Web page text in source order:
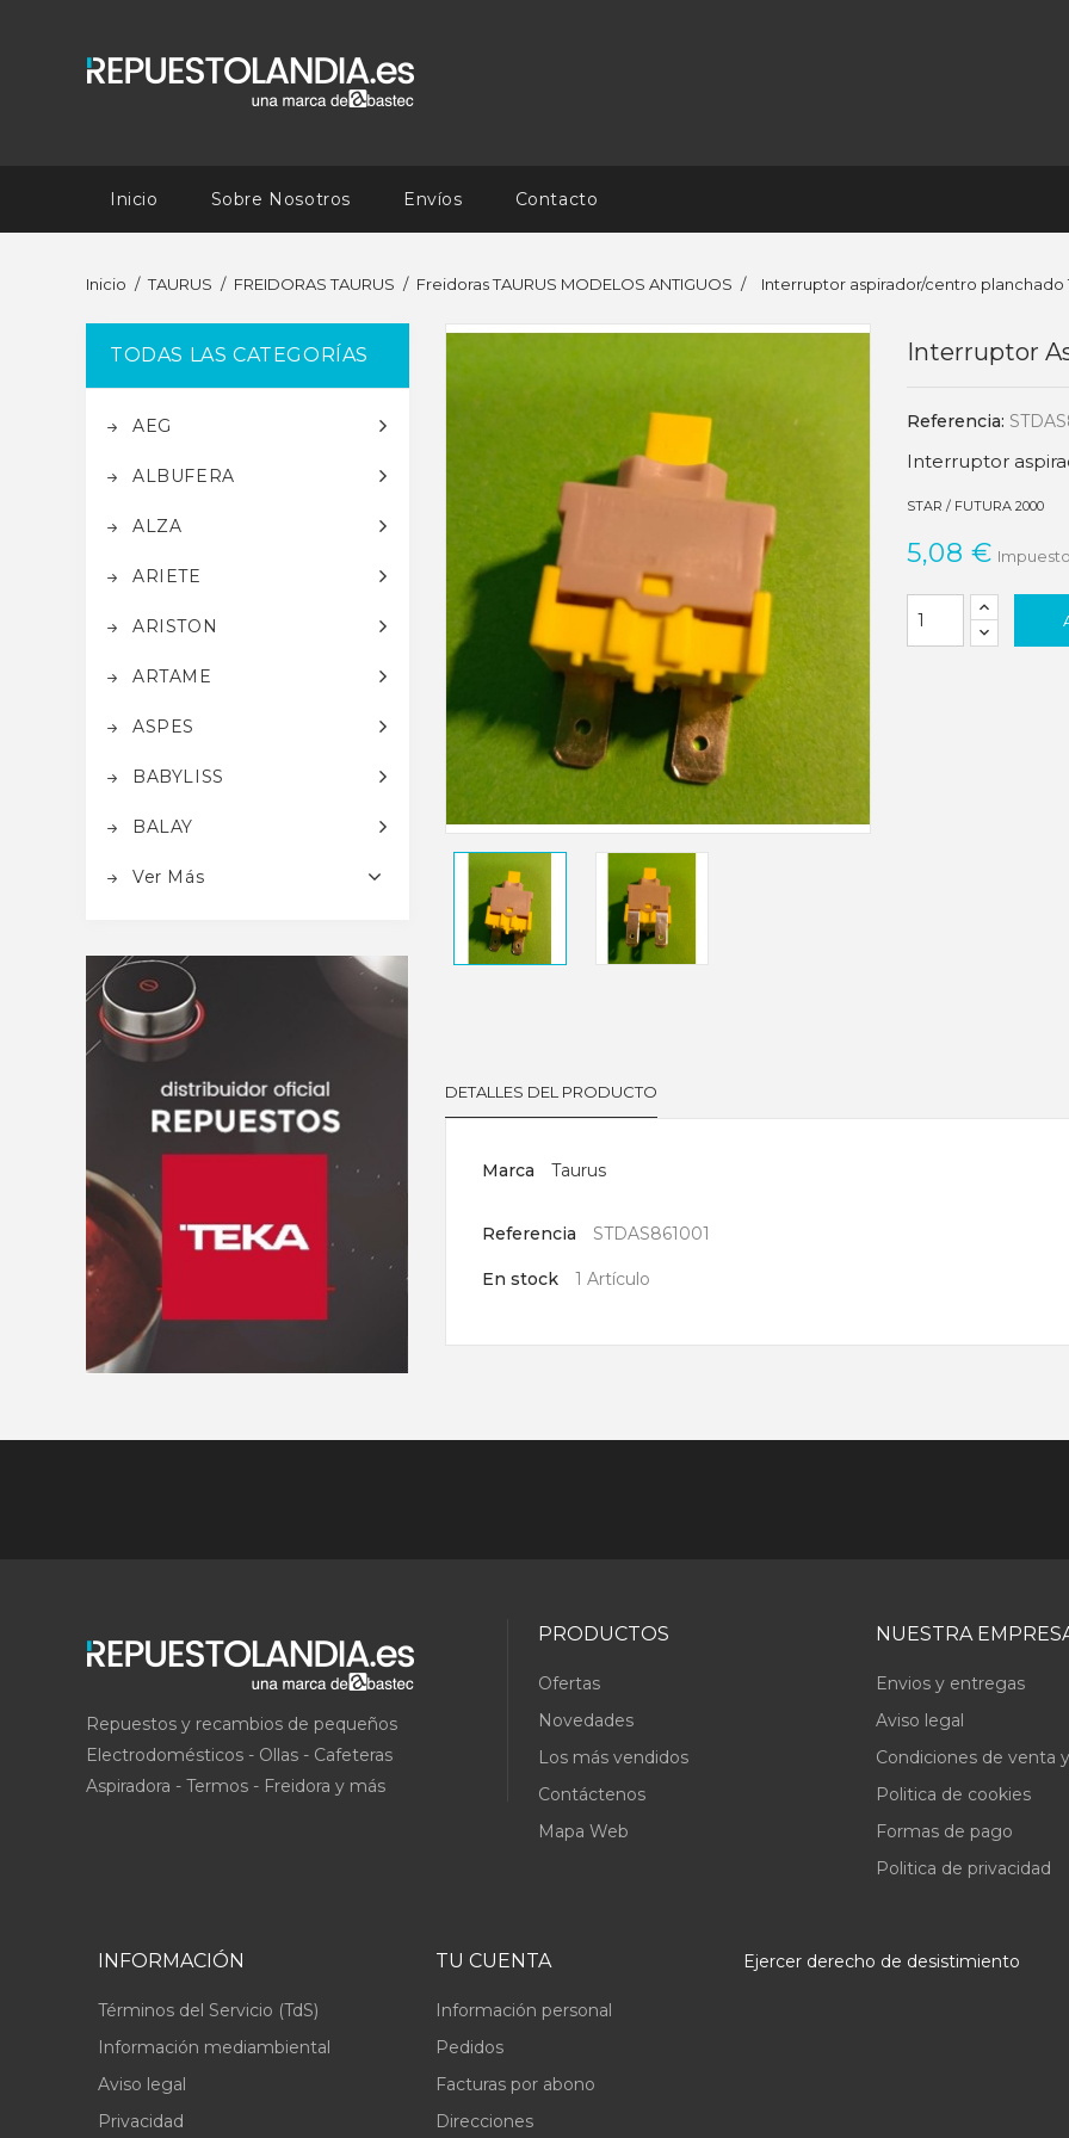
Inicio Sobre Nosotros Envíos Contacto
Inicio TAURUS FREIDORAS TAURUS Freidoras TAURUS MODELOS ANTIGUOS Interruptor aspirador/centro planchado
TODAS LAS CATEGORÍAS
AEG
ALBUFERA
ALZA
ARIETE
ARISTON
ARTAME
ASPES
BABYLISS
BALAY
Ver Más
Interruptor
Referencia:
Interruptor
STAR / FUTURA 2000
5,08 €
DETALLES DEL PRODUCTO
Marca Taurus
Referencia STDAS861001
En stock 1 Artículo
Repuestos y recambios de pequeños
Electrodomésticos - Ollas - Cafeteras
Aspiradora - Termos - Freidora y más
PRODUCTOS
Ofertas
Novedades
Los más vendidos
Contáctenos
Mapa Web
NUESTRA
Envios y entregas
Aviso legal
Condiciones de venta
Politica de cookies
Formas de pago
Politica de privacidad
INFORMACIÓN
Términos del Servicio (TdS)
Información mediambiental
Aviso legal
Privacidad
TU CUENTA
Información personal
Pedidos
Facturas por abono
Direcciones
Ejercer derecho de desistimiento